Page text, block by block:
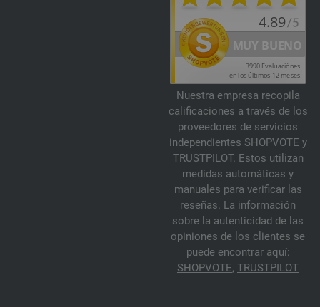
Nuestra empresa recopila
calificaciones a través de los
proveedores de servicios
independientes SHOPVOTE y
TRUSTPILOT. Estos utilizan
medidas automáticas y
manuales para verificar las
reseñas. La información
sobre la autenticidad de las
opiniones de los clientes se
puede encontrar aquí:
SHOPVOTE, TRUSTPILOT